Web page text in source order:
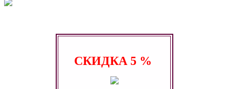
СКИДКА 5 %